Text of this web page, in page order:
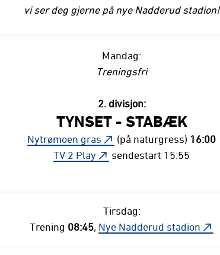
vi ser deg gjerne på nye Nadderud stadion!
Mandag:
Treningsfri
2. divisjon:
TYNSET - STABÆK
Nytrømoen gras (på naturgress) 16:00
TV 2 Play
sendestart 15:55
Tirsdag:
Trening 08:45, Nye Nadderud stadion